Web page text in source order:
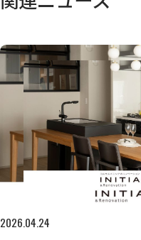
2026.04.24